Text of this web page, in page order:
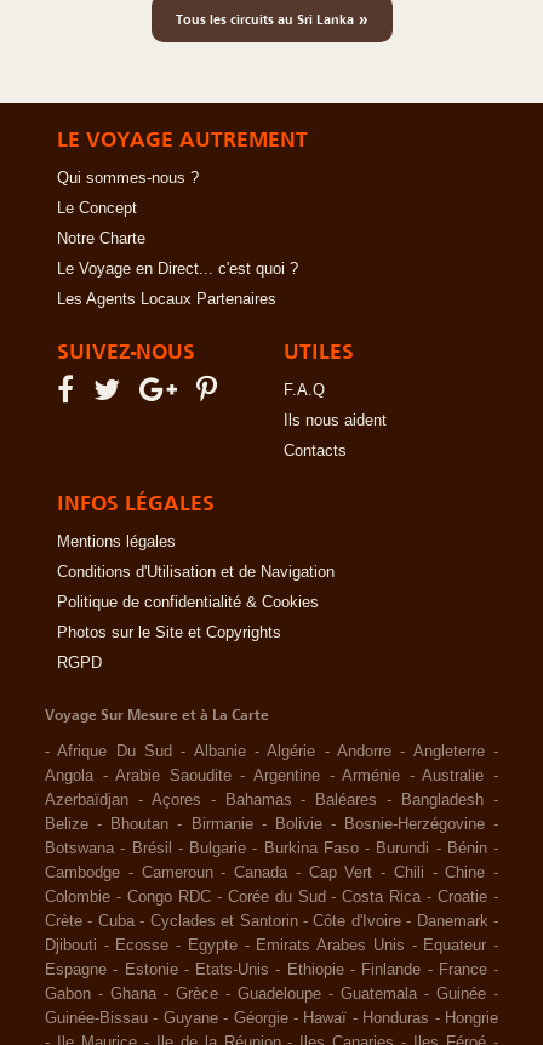
Tous les circuits au Sri Lanka»
LE VOYAGE AUTREMENT
Qui sommes-nous ?
Le Concept
Notre Charte
Le Voyage en Direct... c'est quoi ?
Les Agents Locaux Partenaires
SUIVEZ-NOUS UTILES
F.A.Q
Ils nous aident
Contacts
INFOS LÉGALES
Mentions légales
Conditions d'Utilisation et de Navigation
Politique de confidentialité & Cookies
Photos sur le Site et Copyrights
RGPD
Voyage Sur Mesure et à La Carte
-Afrique Du Sud - Albanie -Algérie -Andorre - Angleterre -
Angola -Arabie Saoudite -Argentine -Arménie -Australie -
Azerbaïdjan - Açores - Bahamas - Baléares - Bangladesh -
Belize - Bhoutan - Birmanie - Bolivie - Bosnie-Herzégovine -
Botswana - Brésil - Bulgarie - Burkina Faso - Burundi - Bénin -
Cambodge - Cameroun - Canada - Cap Vert - Chili -Chine -
Colombie - Congo RDC - Corée du Sud -Costa Rica -Croatie -
Crète - Cuba - Cyclades et Santorin -Côte d'Ivoire - Danemark -
Djibouti - Ecosse - Egypte - Emirats Arabes Unis - Equateur -
Espagne - Estonie - Etats-Unis - Ethiopie - Finlande - France -
Gabon - Ghana - Grèce - Guadeloupe - Guatemala - Guinée -
Guinée-Bissau - Guyane - Géorgie - Hawaï - Honduras - Hongrie